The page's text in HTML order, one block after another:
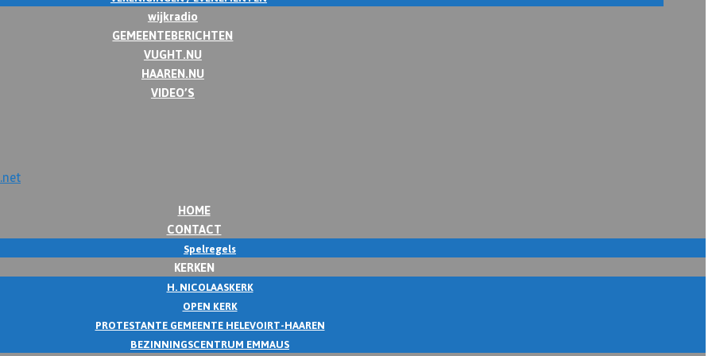
wijkradio
GEMEENTEBERICHTEN
VUGHT.NU
HAAREN.NU
VIDEO’S
HOME
CONTACT
Spelregels
KERKEN
H. NICOLAASKERK
OPEN KERK
PROTESTANTE GEMEENTE HELEVOIRT-HAAREN
BEZINNINGSCENTRUM EMMAUS